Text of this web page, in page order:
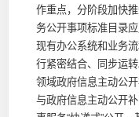
作重点，分阶段加快
务公开事项标准目录
现有办公系统和业务
行紧密结合、同步运
领域政府信息主动公
与政府信息主动公开